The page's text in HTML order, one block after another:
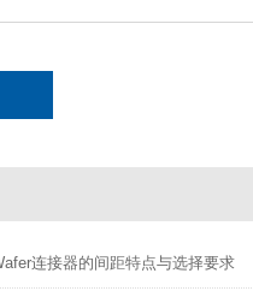
连接器的间距特点与选择要求